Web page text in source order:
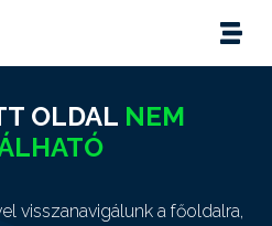
OLDAL NEM
visszanavigálunk a főoldalra,